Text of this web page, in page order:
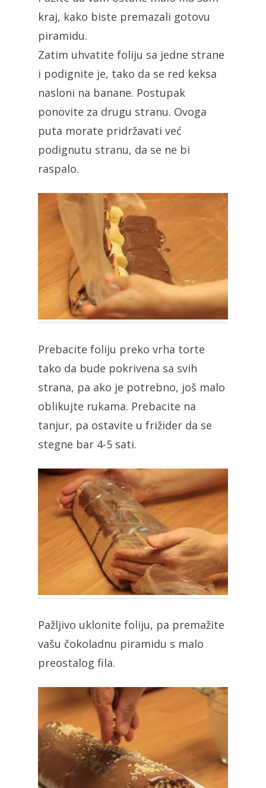
kraj, kako biste premazali gotovu
piramidu.
Zatim uhvatite foliju sa jedne strane
i podignite je, tako da se red keksa
nasloni na banane. Postupak
ponovite za drugu stranu. Ovoga
puta morate pridržavati već
podignutu stranu, da se ne bi
raspalo.
Prebacite foliju preko vrha torte
tako da bude pokrivena sa svih
strana, pa ako je potrebno, još malo
oblikujte rukama. Prebacite na
tanjur, pa ostavite u frižider da se
stegne bar 4-5 sati.
Pažljivo uklonite foliju, pa premažite
vašu čokoladnu piramidu s malo
preostalog fila.